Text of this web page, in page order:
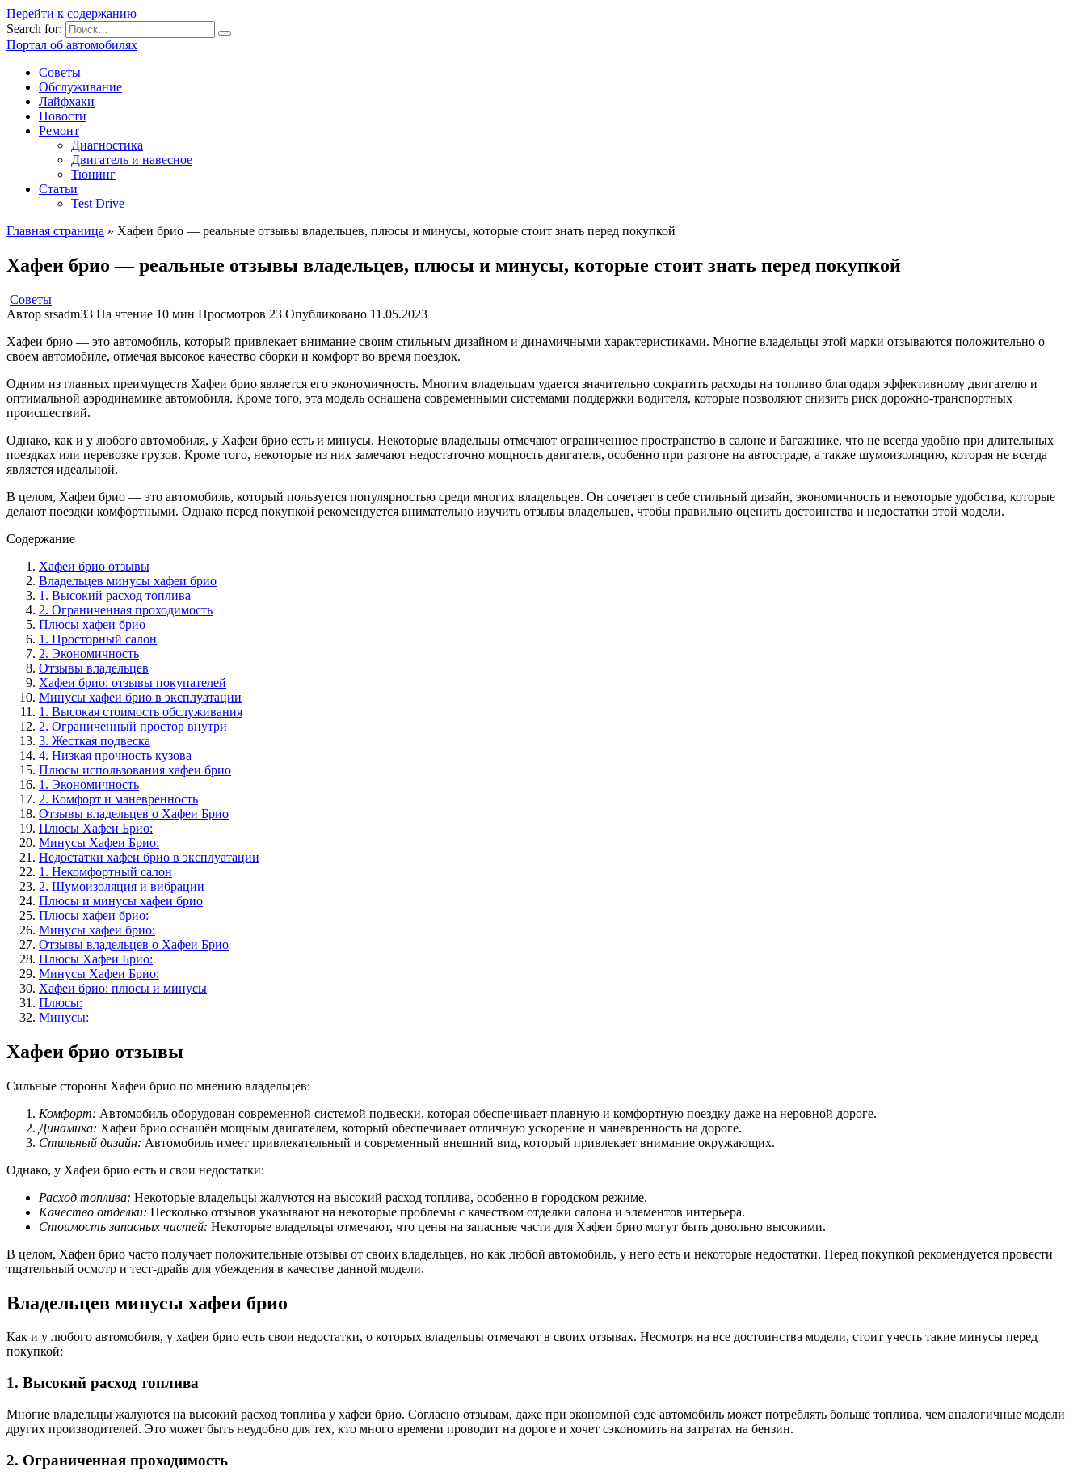
Перейти к содержанию
Search for:
Портал об автомобилях
Советы
Обслуживание
Лайфхаки
Новости
Ремонт
Диагностика
Двигатель и навесное
Тюнинг
Статьи
Test Drive
Главная страница » Хафеи брио — реальные отзывы владельцев, плюсы и минусы, которые стоит знать перед покупкой
Хафеи брио — реальные отзывы владельцев, плюсы и минусы, которые стоит знать перед покупкой
Советы
Автор srsadm33 На чтение 10 мин Просмотров 23 Опубликовано 11.05.2023
Хафеи брио — это автомобиль, который привлекает внимание своим стильным дизайном и динамичными характеристиками. Многие владельцы этой марки отзываются положительно о
своем автомобиле, отмечая высокое качество сборки и комфорт во время поездок.
Одним из главных преимуществ Хафеи брио является его экономичность. Многим владельцам удается значительно сократить расходы на топливо благодаря эффективному двигателю и
оптимальной аэродинамике автомобиля. Кроме того, эта модель оснащена современными системами поддержки водителя, которые позволяют снизить риск дорожно-транспортных
происшествий.
Однако, как и у любого автомобиля, у Хафеи брио есть и минусы. Некоторые владельцы отмечают ограниченное пространство в салоне и багажнике, что не всегда удобно при длительных
поездках или перевозке грузов. Кроме того, некоторые из них замечают недостаточно мощность двигателя, особенно при разгоне на автостраде, а также шумоизоляцию, которая не всегда
является идеальной.
В целом, Хафеи брио — это автомобиль, который пользуется популярностью среди многих владельцев. Он сочетает в себе стильный дизайн, экономичность и некоторые удобства, которые
делают поездки комфортными. Однако перед покупкой рекомендуется внимательно изучить отзывы владельцев, чтобы правильно оценить достоинства и недостатки этой модели.
Содержание
Хафеи брио отзывы
Владельцев минусы хафеи брио
1. Высокий расход топлива
2. Ограниченная проходимость
Плюсы хафеи брио
1. Просторный салон
2. Экономичность
Отзывы владельцев
Хафеи брио: отзывы покупателей
Минусы хафеи брио в эксплуатации
1. Высокая стоимость обслуживания
2. Ограниченный простор внутри
3. Жесткая подвеска
4. Низкая прочность кузова
Плюсы использования хафеи брио
1. Экономичность
2. Комфорт и маневренность
Отзывы владельцев о Хафеи Брио
Плюсы Хафеи Брио:
Минусы Хафеи Брио:
Недостатки хафеи брио в эксплуатации
1. Некомфортный салон
2. Шумоизоляция и вибрации
Плюсы и минусы хафеи брио
Плюсы хафеи брио:
Минусы хафеи брио:
Отзывы владельцев о Хафеи Брио
Плюсы Хафеи Брио:
Минусы Хафеи Брио:
Хафеи брио: плюсы и минусы
Плюсы:
Минусы:
Хафеи брио отзывы
Сильные стороны Хафеи брио по мнению владельцев:
Комфорт: Автомобиль оборудован современной системой подвески, которая обеспечивает плавную и комфортную поездку даже на неровной дороге.
Динамика: Хафеи брио оснащён мощным двигателем, который обеспечивает отличную ускорение и маневренность на дороге.
Стильный дизайн: Автомобиль имеет привлекательный и современный внешний вид, который привлекает внимание окружающих.
Однако, у Хафеи брио есть и свои недостатки:
Расход топлива: Некоторые владельцы жалуются на высокий расход топлива, особенно в городском режиме.
Качество отделки: Несколько отзывов указывают на некоторые проблемы с качеством отделки салона и элементов интерьера.
Стоимость запасных частей: Некоторые владельцы отмечают, что цены на запасные части для Хафеи брио могут быть довольно высокими.
В целом, Хафеи брио часто получает положительные отзывы от своих владельцев, но как любой автомобиль, у него есть и некоторые недостатки. Перед покупкой рекомендуется провести
тщательный осмотр и тест-драйв для убеждения в качестве данной модели.
Владельцев минусы хафеи брио
Как и у любого автомобиля, у хафеи брио есть свои недостатки, о которых владельцы отмечают в своих отзывах. Несмотря на все достоинства модели, стоит учесть такие минусы перед
покупкой:
1. Высокий расход топлива
Многие владельцы жалуются на высокий расход топлива у хафеи брио. Согласно отзывам, даже при экономной езде автомобиль может потреблять больше топлива, чем аналогичные модели
других производителей. Это может быть неудобно для тех, кто много времени проводит на дороге и хочет сэкономить на затратах на бензин.
2. Ограниченная проходимость